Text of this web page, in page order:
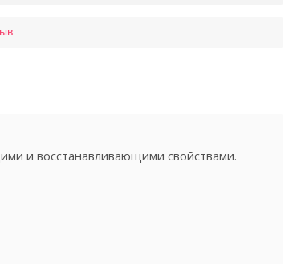
и восстанавливающими свойствами.